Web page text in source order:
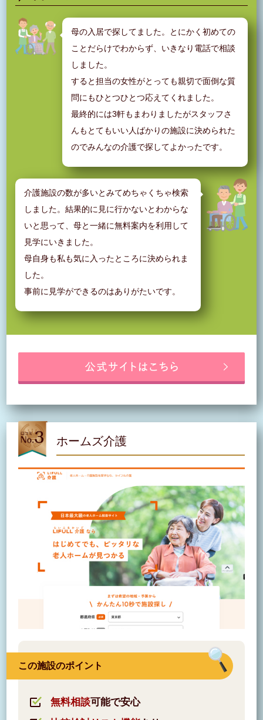
母の入居で探してました。とにかく初めての
ことだらけでわからず、いきなり電話で相談
しました。
すると担当の女性がとっても親切で面倒な質
問にもひとつひとつ応えてくれました。
最終的には3軒もまわりましたがスタッフさ
んもとてもいい人ばかりの施設に決められた
のでみんなの介護で探してよかったです。
介護施設の数が多いとみてめちゃくちゃ検索
しました。結果的に見に行かないとわからな
いと思って、母と一緒に無料案内を利用して
見学にいきました。
母自身も私も気に入ったところに決められま
した。
事前に見学ができるのはありがたいです。
ホームズ介護
この施設のポイント
無料相談可能で安心